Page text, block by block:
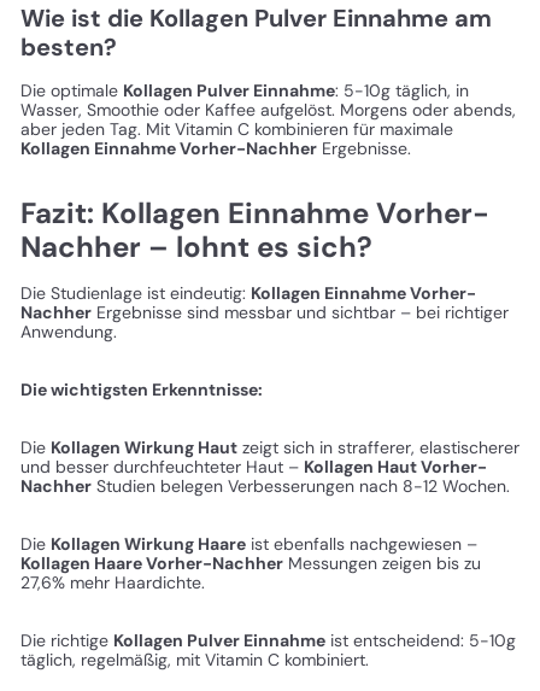
Wie ist die Kollagen Pulver Einnahme am
besten?
Die optimale Kollagen Pulver Einnahme: 5-10g täglich, in
Wasser, Smoothie oder Kaffee aufgelöst. Morgens oder abends,
aber jeden Tag. Mit Vitamin C kombinieren für maximale
Kollagen Einnahme Vorher-Nachher Ergebnisse.
Fazit: Kollagen Einnahme Vorher-
Nachher – lohnt es sich?
Die Studienlage ist eindeutig: Kollagen Einnahme Vorher-
Nachher Ergebnisse sind messbar und sichtbar – bei richtiger
Anwendung.
Die wichtigsten Erkenntnisse:
Die Kollagen Wirkung Haut zeigt sich in strafferer, elastischerer
und besser durchfeuchteter Haut – Kollagen Haut Vorher-
Nachher Studien belegen Verbesserungen nach 8-12 Wochen.
Die Kollagen Wirkung Haare ist ebenfalls nachgewiesen –
Kollagen Haare Vorher-Nachher Messungen zeigen bis zu
27,6% mehr Haardichte.
Die richtige Kollagen Pulver Einnahme ist entscheidend: 5-10g
täglich, regelmäßig, mit Vitamin C kombiniert.